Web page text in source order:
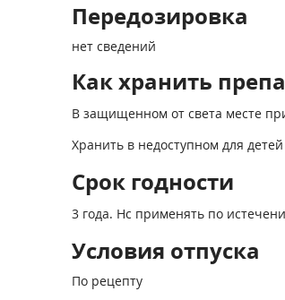
Передозировка
нет сведений
Как хранить
В защищенном от света месте
Хранить в недоступном для
Срок годности
3 года. Нс применять по
Условия отпуска
По рецепту